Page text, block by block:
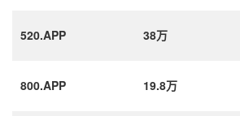
520.APP 38万
800.APP 19.8万